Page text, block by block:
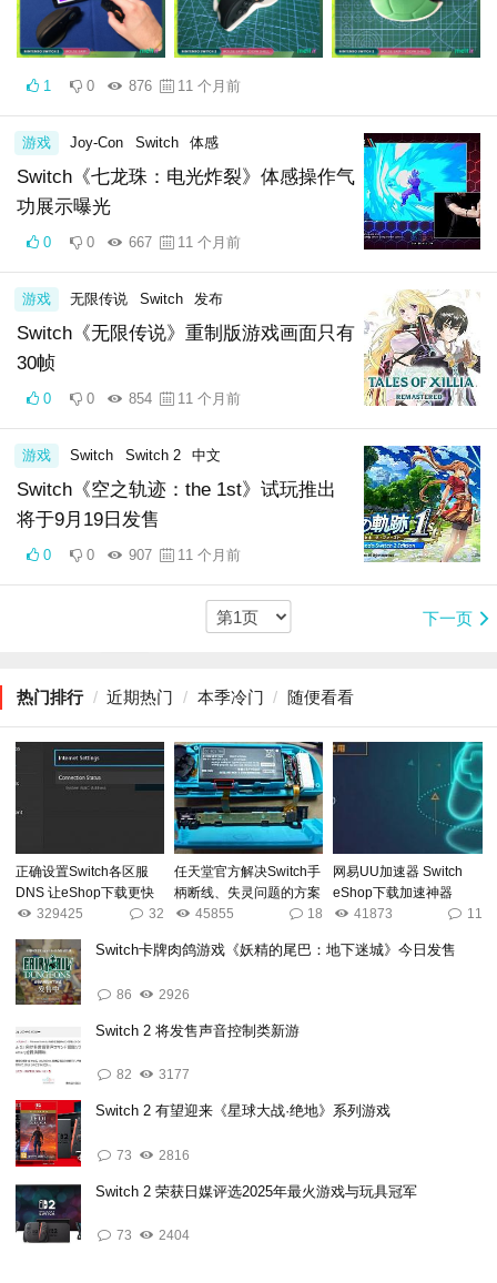
1 0 876 11 个月前
Switch《七龙珠：电光炸裂》体感操作气
功展示曝光
游戏 Joy-Con Switch 体感
0 0 667 11 个月前
Switch《无限传说》重制版游戏画面只有
30帧
游戏 无限传说 Switch 发布
0 0 854 11 个月前
Switch《空之轨迹：the 1st》试玩推出
将于9月19日发售
游戏 Switch Switch 2 中文
0 0 907 11 个月前
下一页
热门排行 / 近期热门 / 本季冷门 / 随便看看
正确设置Switch各区服
DNS 让eShop下载更快
329425
32
任天堂官方解决Switch手
柄断线、失灵问题的方案
45855
18
网易UU加速器 Switch
eShop下载加速神器
41873
11
Switch卡牌肉鸽游戏《妖精的尾巴：地下迷城》今日发售
86 2926
Switch 2 将发售声音控制类新游
82 3177
Switch 2 有望迎来《星球大战·绝地》系列游戏
73 2816
Switch 2 荣获日媒评选2025年最火游戏与玩具冠军
73 2404